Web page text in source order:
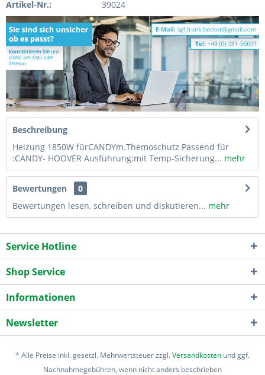
Artikel-Nr.: 39024
Beschreibung
Heizung 1850W fürCANDYm.Themoschutz Passend für
:CANDY- HOOVER Ausführung:mit Temp-Sicherung... mehr
Bewertungen
0
Bewertungen lesen, schreiben und diskutieren... mehr
Service Hotline
Shop Service
Informationen
Newsletter
* Alle Preise inkl. gesetzl. Mehrwertsteuer zzgl.Versandkosten und ggf.
Nachnahmegebühren, wenn nicht anders beschrieben